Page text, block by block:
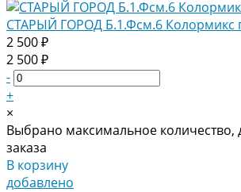
СТАРЫЙ ГОРОД Б.1.Фсм.6 Колормикс
2 500 ₽
2 500 ₽
-
+
×
Выбрано максимальное количество,
заказа
В корзину
добавлено